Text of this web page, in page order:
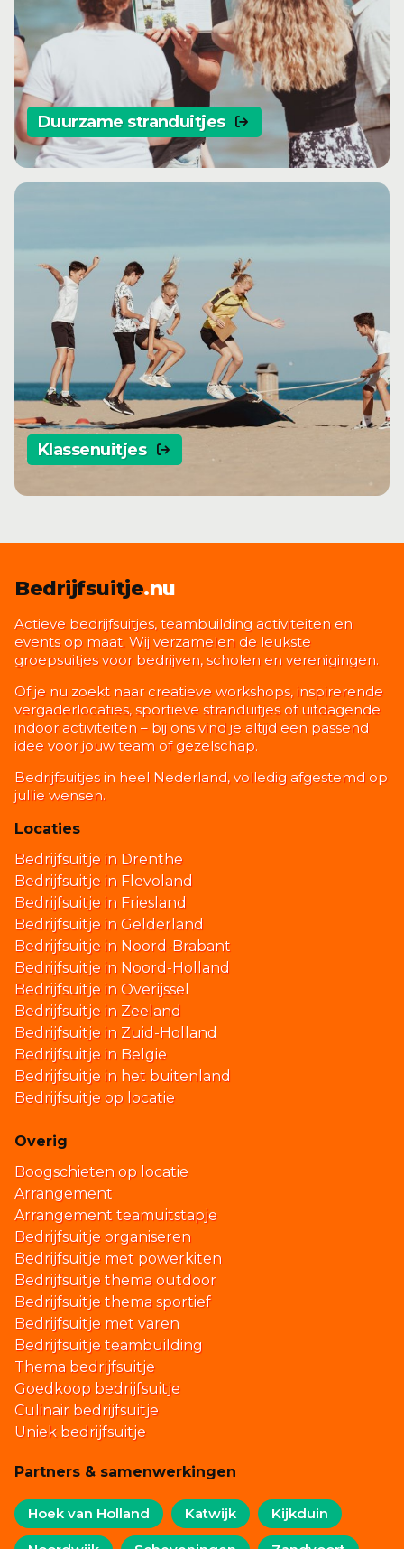
Duurzame stranduitjes
Klassenuitjes
Bedrijfsuitje.nu
Actieve bedrijfsuitjes, teambuilding activiteiten en
events op maat. Wij verzamelen de leukste
groepsuitjes voor bedrijven, scholen en verenigingen.
Of je nu zoekt naar creatieve workshops, inspirerende
vergaderlocaties, sportieve stranduitjes of uitdagende
indoor activiteiten – bij ons vind je altijd een passend
idee voor jouw team of gezelschap.
Bedrijfsuitjes in heel Nederland, volledig afgestemd op
jullie wensen.
Locaties
Bedrijfsuitje in Drenthe
Bedrijfsuitje in Flevoland
Bedrijfsuitje in Friesland
Bedrijfsuitje in Gelderland
Bedrijfsuitje in Noord-Brabant
Bedrijfsuitje in Noord-Holland
Bedrijfsuitje in Overijssel
Bedrijfsuitje in Zeeland
Bedrijfsuitje in Zuid-Holland
Bedrijfsuitje in Belgie
Bedrijfsuitje in het buitenland
Bedrijfsuitje op locatie
Overig
Boogschieten op locatie
Arrangement
Arrangement teamuitstapje
Bedrijfsuitje organiseren
Bedrijfsuitje met powerkiten
Bedrijfsuitje thema outdoor
Bedrijfsuitje thema sportief
Bedrijfsuitje met varen
Bedrijfsuitje teambuilding
Thema bedrijfsuitje
Goedkoop bedrijfsuitje
Culinair bedrijfsuitje
Uniek bedrijfsuitje
Partners & samenwerkingen
Hoek van Holland Katwijk Kijkduin